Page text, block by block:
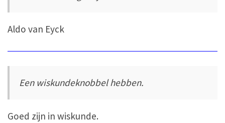
Aldo van Eyck
Een wiskundeknobbel hebben.
Goed zijn in wiskunde.